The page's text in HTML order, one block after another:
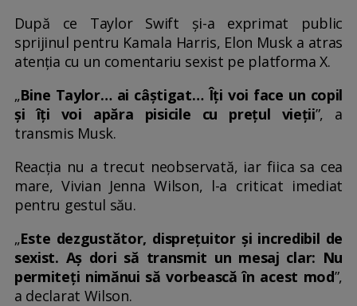
După ce Taylor Swift și-a exprimat public
sprijinul pentru Kamala Harris, Elon Musk a atras
atenția cu un comentariu sexist pe platforma X.
„Bine Taylor… ai câștigat… Îți voi face un copil
și îți voi apăra pisicile cu prețul vieții”, a
transmis Musk.
Reacția nu a trecut neobservată, iar fiica sa cea
mare, Vivian Jenna Wilson, l-a criticat imediat
pentru gestul său.
„Este dezgustător, disprețuitor și incredibil de
sexist. Aș dori să transmit un mesaj clar: Nu
permiteți nimănui să vorbească în acest mod”,
a declarat Wilson.